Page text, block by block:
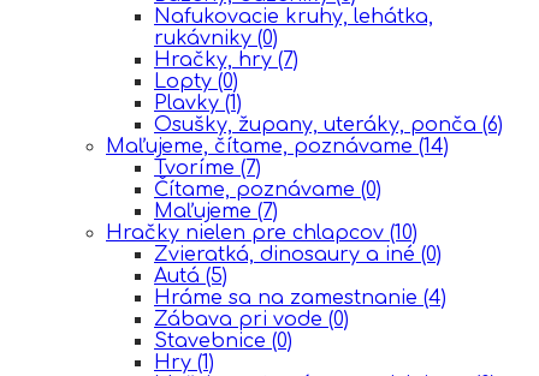
Nafukovacie kruhy, lehátka,
rukávniky (0)
Hračky, hry (7)
Lopty (0)
Plavky (1)
Osušky, župany, uteráky, ponča (6)
Maľujeme, čítame, poznávame (14)
Tvoríme (7)
Čítame, poznávame (0)
Maľujeme (7)
Hračky nielen pre chlapcov (10)
Zvieratká, dinosaury a iné (0)
Autá (5)
Hráme sa na zamestnanie (4)
Zábava pri vode (0)
Stavebnice (0)
Hry (1)